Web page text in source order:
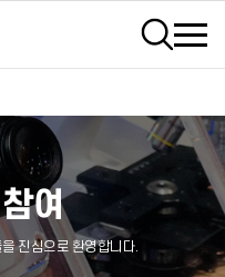
검색
여
진심으로 환영합니다.